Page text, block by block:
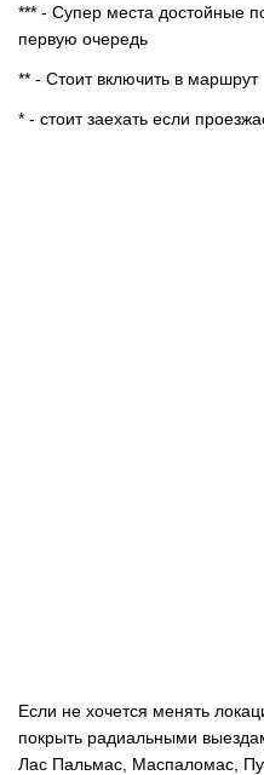
*** - Супер места достойные
первую очередь
** - Стоит включить в маршрут
* - стоит заехать если
Если не хочется менять
покрыть радиальными
Лас Пальмас, Маспаломас,